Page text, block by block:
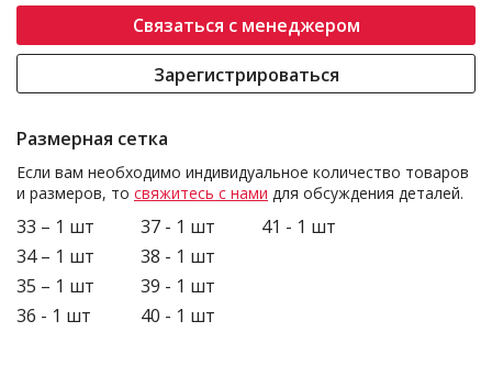
Связаться с менеджером
Зарегистрироваться
Размерная сетка
Если вам необходимо индивидуальное количество товаров
и размеров, то свяжитесь с нами для обсуждения деталей.
33 – 1 шт
34 – 1 шт
35 – 1 шт
36 - 1 шт
37 - 1 шт
38 - 1 шт
39 - 1 шт
40 - 1 шт
41 - 1 шт